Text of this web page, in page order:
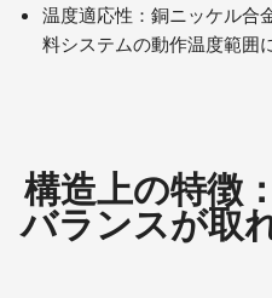
温度適応性：銅ニッケル
料システムの動作温度範囲
構造上の特徴
バランスが取